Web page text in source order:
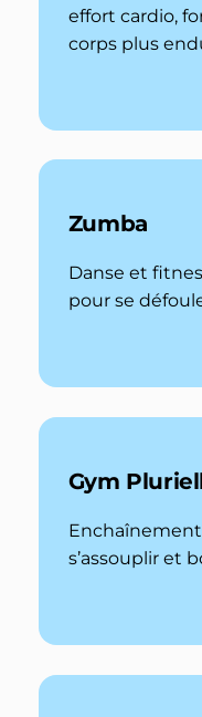
effort cardio,
corps plus
Zumba
Danse et
pour se
Gym
s’assouplir et